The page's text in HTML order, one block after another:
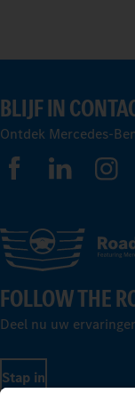
BLIJF IN
Ontdek Mercedes-
FOLLOW THE
Deel nu uw
Stap in